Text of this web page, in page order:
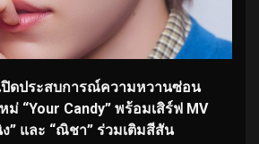
ปิดประสบการณ์ความหวานซ่อน
ม่ “Your Candy” พร้อมเสิร์ฟ MV
ง” และ “ณิชา” ร่วมเติมสีสัน